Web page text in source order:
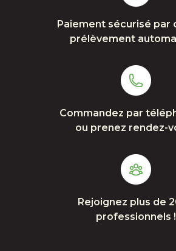
Paiement sécurisé par
prélèvement
Commandez par
ou prenez rendez-
Rejoignez plus de
professionnels !